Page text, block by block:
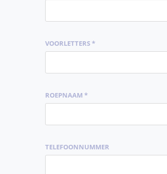
VOORLETTERS *
ROEPNAAM *
TELEFOONNUMMER